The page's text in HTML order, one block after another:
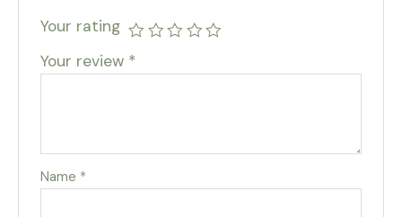
Your rating
Your review *
Name *